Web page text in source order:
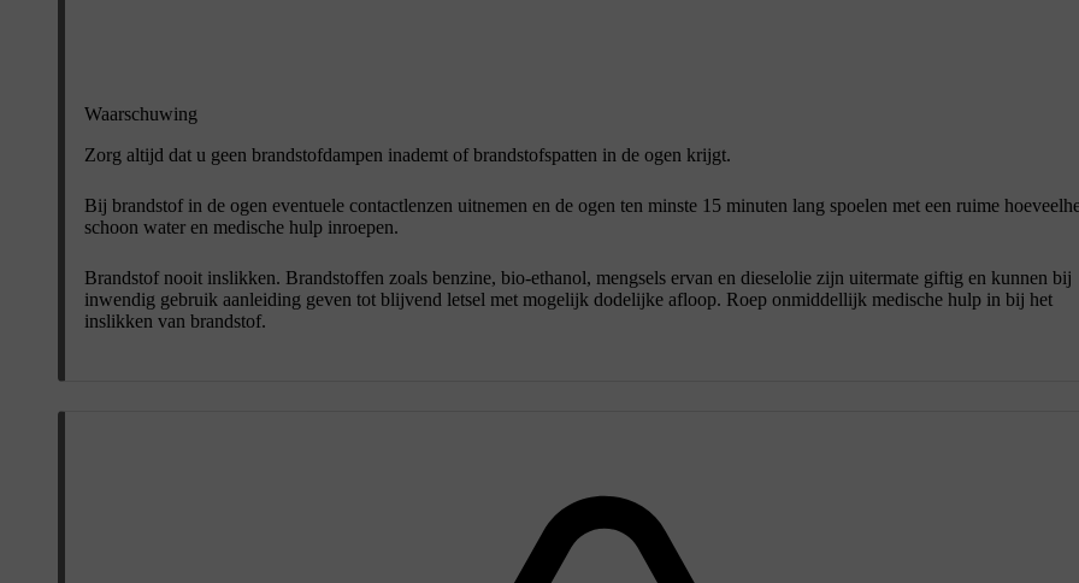
Waarschuwing
Zorg altijd dat u geen brandstofdampen inademt of brandstofspatten in de ogen krijgt.
Bij brandstof in de ogen eventuele contactlenzen uitnemen en de ogen ten minste 15 minuten lang spoelen met een ruime
schoon water en medische hulp inroepen.
Brandstof nooit inslikken. Brandstoffen zoals benzine, bio-ethanol, mengsels ervan en dieselolie zijn uitermate giftig en kunnen bij
inwendig gebruik aanleiding geven tot blijvend letsel met mogelijk dodelijke afloop. Roep onmiddellijk medische hulp in bij het
inslikken van brandstof.